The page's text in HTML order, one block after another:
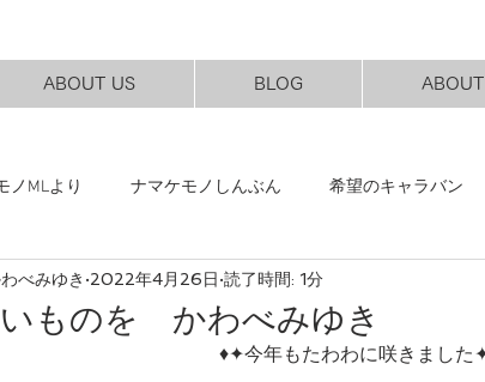
ABOUT US BLOG
ノMLより ナマケモノしんぶん 希望のキャラバン
森林農業 友産友消
ものを かわべみゆき
べみゆき 2022年4月26日 読了時間: 1分
年もたわわに咲きました